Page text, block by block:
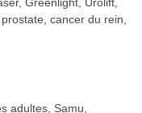
cancer du rein,
adultes, Samu,